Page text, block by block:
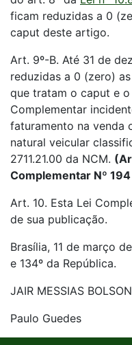
ficam reduzidas a 0
caput deste artigo.
Art. 9º-B. Até 31 de
reduzidas a 0 (zero)
que tratam o caput e o
Complementar
faturamento na venda
natural veicular
2711.21.00 da NCM.
Complementar Nº
Art. 10. Esta Lei
de sua publicação.
Brasília, 11 de março
e 134º da República.
JAIR MESSIAS
Paulo Guedes